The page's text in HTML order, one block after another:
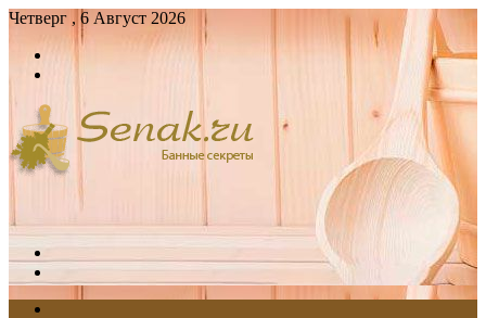
Четверг , 6 Август 2026
Войти
skin